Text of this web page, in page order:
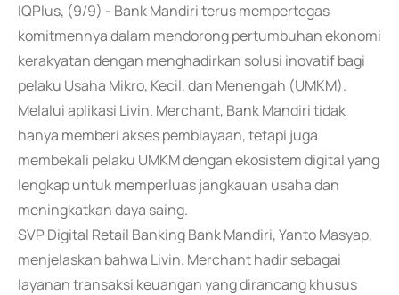
IQPlus, (9/9) - Bank Mandiri terus mempertegas
komitmennya dalam mendorong pertumbuhan ekonomi
kerakyatan dengan menghadirkan solusi inovatif bagi
pelaku Usaha Mikro, Kecil, dan Menengah (UMKM).
Melalui aplikasi Livin. Merchant, Bank Mandiri tidak
hanya memberi akses pembiayaan, tetapi juga
membekali pelaku UMKM dengan ekosistem digital yang
lengkap untuk memperluas jangkauan usaha dan
meningkatkan daya saing.
SVP Digital Retail Banking Bank Mandiri, Yanto Masyap,
menjelaskan bahwa Livin. Merchant hadir sebagai
layanan transaksi keuangan yang dirancang khusus